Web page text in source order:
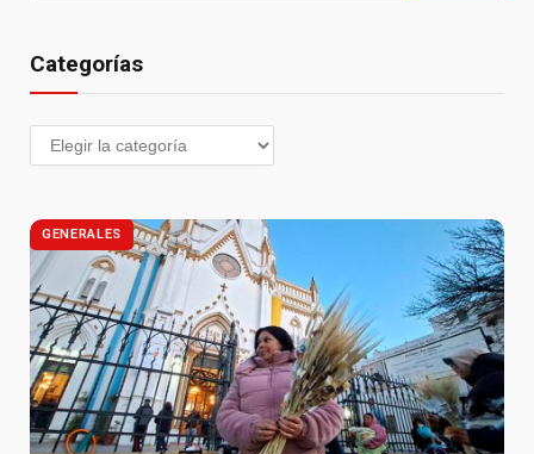
Categorías
GENERALES